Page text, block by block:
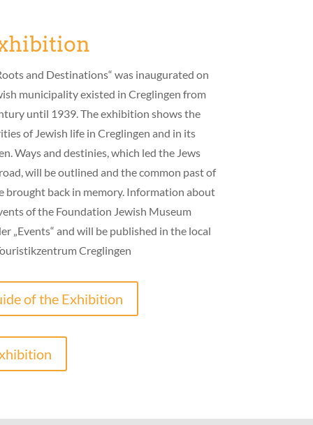
and Destinations“ was inaugurated on
municipality existed in Creglingen from
until 1939. The exhibition shows the
of Jewish life in Creglingen and in its
Ways and destinies, which led the Jews
will be outlined and the common past of
brought back in memory. Information about
of the Foundation Jewish Museum
„Events“ and will be published in the local
Creglingen
of the Exhibition